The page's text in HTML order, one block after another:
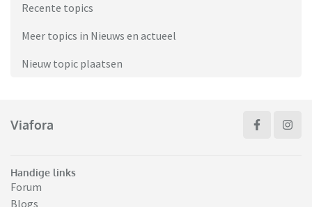
Recente topics
Meer topics in Nieuws en actueel
Nieuw topic plaatsen
Viafora
Handige links
Forum
Blogs